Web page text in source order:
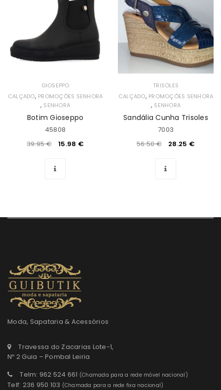
GIOSEPPO
CALÇADO, PROMOÇÕES SENHORA
, SENHORA
Botim Gioseppo
45808
39.95€ 15.98 €
TRISOLES
CALÇADO, PROMOÇÕES SENHORA
, SENHORA
Sandália Cunha Trisoles
7003
56.50€ 28.25 €
Moda, Sapataria & Acessórios
Travessa do Zacarias Lote-1,
Nº 2 Guia – Pombal Leiria
Telm: 962 524 661 (Chamada para a rede móvel nacional)
Telf: 236 950 103 (Chamada para a rede fixa nacional)